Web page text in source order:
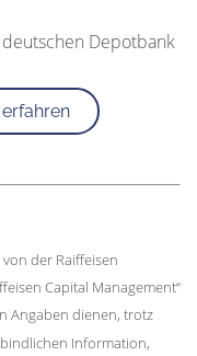
Depotbank
der Raiffeisen
Capital Management“
Angaben dienen, trotz
Information,